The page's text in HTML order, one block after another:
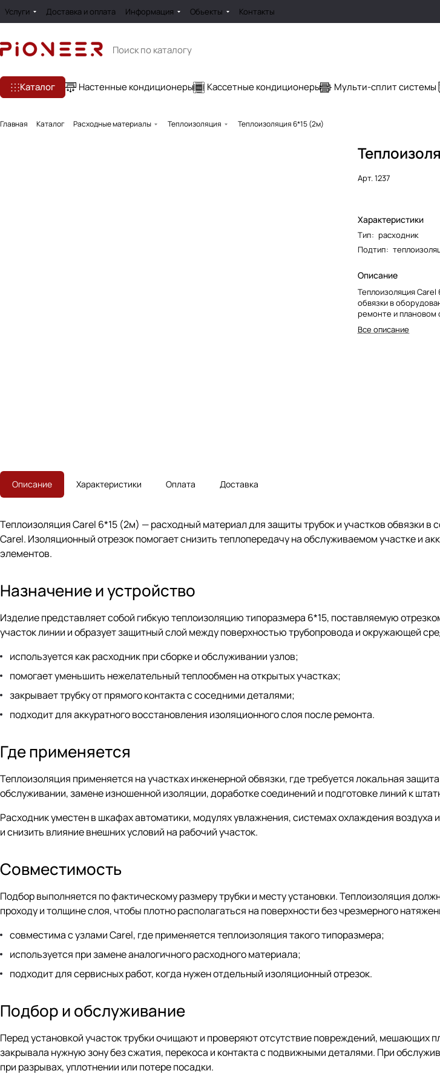
Услуги Доставка и оплата Информация Обьекты Контакты
Каталог Настенные кондиционеры Кассетные кондиционеры Мульти-сплит системы
Главная Каталог Расходные материалы Теплоизоляция Теплоизоляция 6*15 (2м)
Арт.1237
Характеристики
Тип: расходник
Подтип:
Описание
Теплоизоляция
обвязки в
ремонте и плановом
Все описание
Описание Характеристики Оплата Доставка
Теплоизоляция Carel 6*15 (2м) — расходный материал для защиты трубок и участков обвязки
Carel. Изоляционный отрезок помогает снизить теплопередачу на обслуживаемом участке и
элементов.
Назначение и устройство
Изделие представляет собой гибкую теплоизоляцию типоразмера 6*15, поставляемую
участок линии и образует защитный слой между поверхностью трубопровода и окружающей
используется как расходник при сборке и обслуживании узлов;
помогает уменьшить нежелательный теплообмен на открытых участках;
закрывает трубку от прямого контакта с соседними деталями;
подходит для аккуратного восстановления изоляционного слоя после ремонта.
Где применяется
Теплоизоляция применяется на участках инженерной обвязки, где требуется локальная
обслуживании, замене изношенной изоляции, доработке соединений и подготовке линий к
Расходник уместен в шкафах автоматики, модулях увлажнения, системах охлаждения воздуха
и снизить влияние внешних условий на рабочий участок.
Совместимость
Подбор выполняется по фактическому размеру трубки и месту установки. Теплоизоляция
проходу и толщине слоя, чтобы плотно располагаться на поверхности без чрезмерного
совместима с узлами Carel, где применяется теплоизоляция такого типоразмера;
используется при замене аналогичного расходного материала;
подходит для сервисных работ, когда нужен отдельный изоляционный отрезок.
Подбор и обслуживание
Перед установкой участок трубки очищают и проверяют отсутствие повреждений, мешающих
закрывала нужную зону без сжатия, перекоса и контакта с подвижными деталями. При
при разрывах, уплотнении или потере посадки.